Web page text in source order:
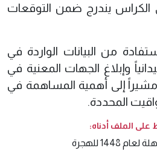
الكراس يندرج ضمن التوقعات
من البيانات الواردة في
وإبلاغ الجهات المعنية في
مشيراً إلى أهمية المساهمة في
المحددة.
الملف أدناه:
1448 للهجرة